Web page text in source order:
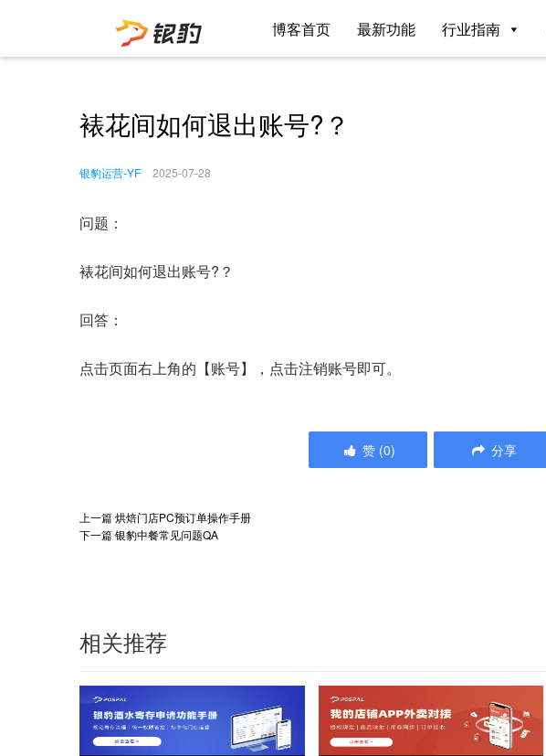
博客首页 最新功能 行业指南
裱花间如何退出账号?？
银豹运营-YF 2025-07-28
问题：
裱花间如何退出账号?？
回答：
点击页面右上角的【账号】，点击注销账号即可。
赞 (0) 分享
上一篇烘焙门店PC预订单操作手册
下一篇银豹中餐常见问题QA
相关推荐